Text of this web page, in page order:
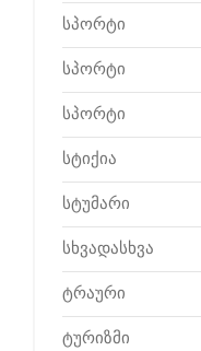
სპორტი
სპორტი
სპორტი
სტიქია
სტუმარი
სხვადასხვა
ტრაური
ტურიზმი